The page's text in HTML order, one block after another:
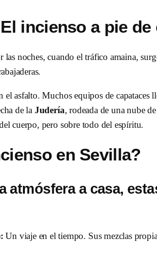
incienso a pie de
las noches, cuando el tráfico amaina,
asfalto. Muchos equipos de capataces
de la Judería, rodeada de una nube
cuerpo, pero sobre todo del espíritu.
en Sevilla?
atmósfera a casa,
Un viaje en el tiempo. Sus mezclas